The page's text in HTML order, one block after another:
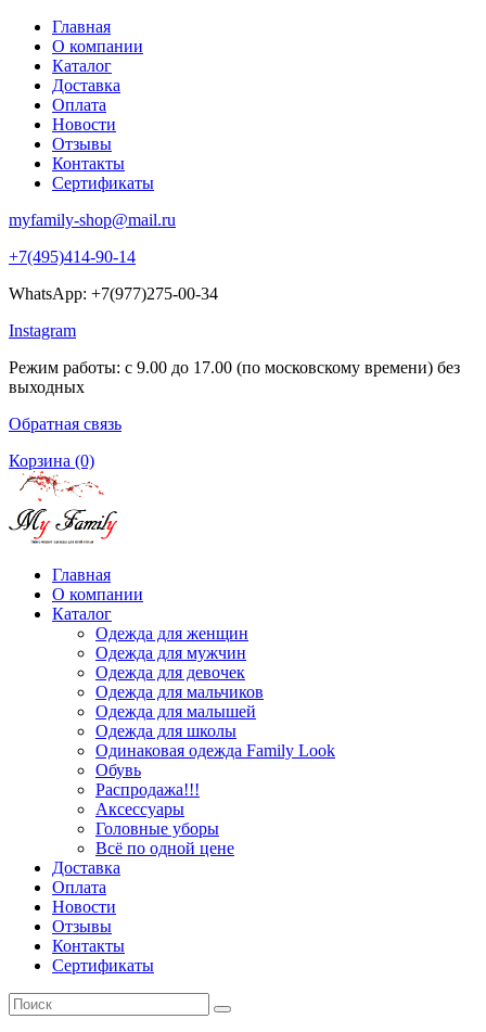
Главная
О компании
Каталог
Доставка
Оплата
Новости
Отзывы
Контакты
Сертификаты
myfamily-shop@mail.ru
+7(495)414-90-14
WhatsApp: +7(977)275-00-34
Instagram
Режим работы: с 9.00 до 17.00 (по московскому времени) без
выходных
Обратная связь
Корзина (0)
Главная
О компании
Каталог
Одежда для женщин
Одежда для мужчин
Одежда для девочек
Одежда для мальчиков
Одежда для малышей
Одежда для школы
Одинаковая одежда Family Look
Обувь
Распродажа!!!
Аксессуары
Головные уборы
Всё по одной цене
Доставка
Оплата
Новости
Отзывы
Контакты
Сертификаты